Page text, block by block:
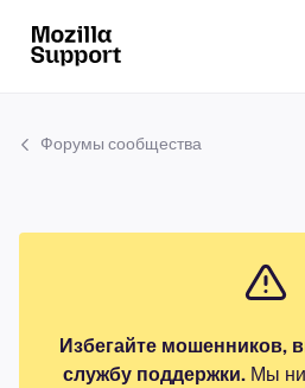
Форумы сообщества
Избегайте мошенников,
службу поддержки.Мы